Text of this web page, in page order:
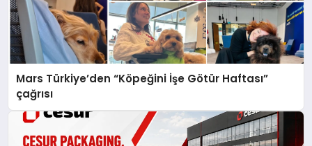
Mars Türkiye’den “Köpeğini İşe Götür Haftası”
çağrısı